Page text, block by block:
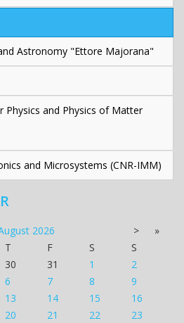
Astronomy "Ettore Majorana"
Physics and Physics of Matter
and Microsystems (CNR-IMM)
2026 >
»
T F S
S
30 31 1
2
6 7 8
9
13 14 15
16
20 21 22
23